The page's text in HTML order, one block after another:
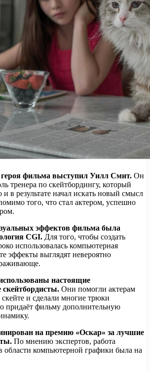
героя фильма выступил Уилл Смит. Он
тренера по скейтбордингу, который
в результате начал искать новый смысл
того, что стал актером, успешно
эффектов фильма была
CGI. Для того, чтобы создать
использовалась компьютерная
эффекты выглядят невероятно
настоящие
Они помогли актерам
скейте и сделали многие трюки
придаёт фильму дополнительную
на премию «Оскар» за лучшие
По мнению экспертов, работа
области компьютерной графики была на